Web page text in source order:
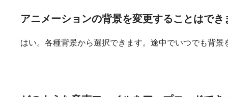
アニメーションの背景を変更することはでき
はい。各種背景から選択できます。途中でいつでも背景